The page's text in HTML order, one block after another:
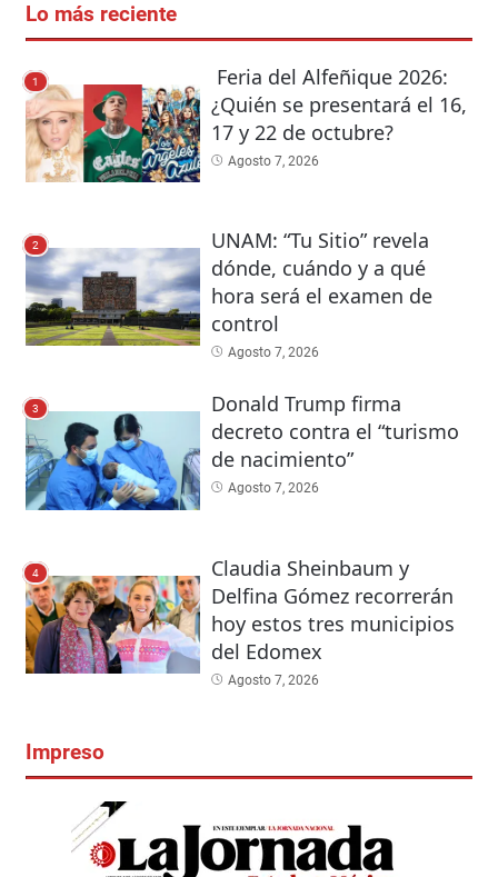
Lo más reciente
1
Feria del Alfeñique 2026:
¿Quién se presentará el 16,
17 y 22 de octubre?
Agosto 7, 2026
2
UNAM: “Tu Sitio” revela
dónde, cuándo y a qué
hora será el examen de
control
Agosto 7, 2026
3
Donald Trump firma
decreto contra el “turismo
de nacimiento”
Agosto 7, 2026
4
Claudia Sheinbaum y
Delfina Gómez recorrerán
hoy estos tres municipios
del Edomex
Agosto 7, 2026
Impreso